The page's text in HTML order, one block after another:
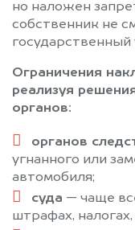
но наложен
собственник не
государственный
Ограничения
реализуя
органов:
органов
угнанного или
автомобиля;
суда — чаще
штрафах, налогах,